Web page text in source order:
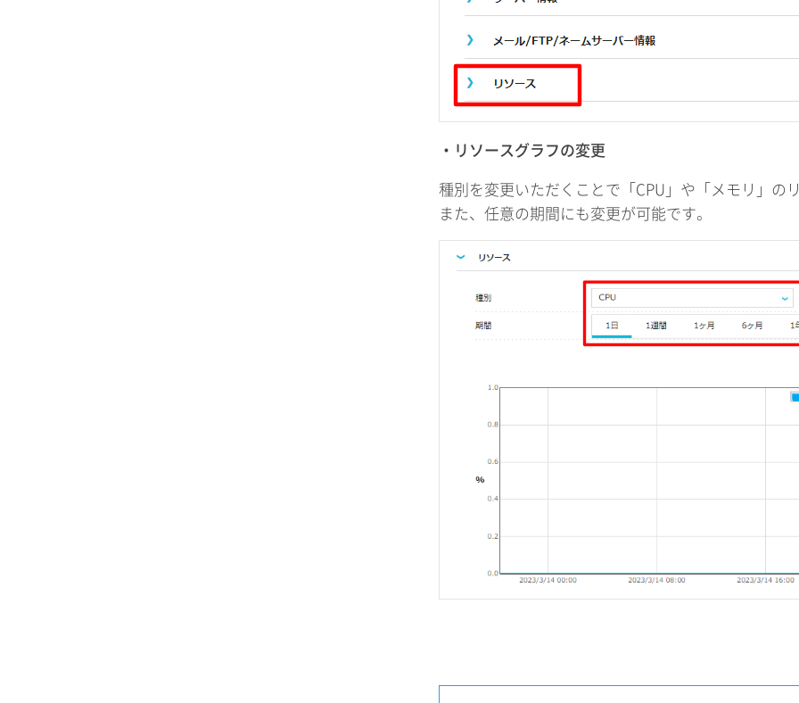
・リソースグラフの変更
種別を変更いただくことで「CPU」や「メモリ」の
また、任意の期間にも変更が可能です。